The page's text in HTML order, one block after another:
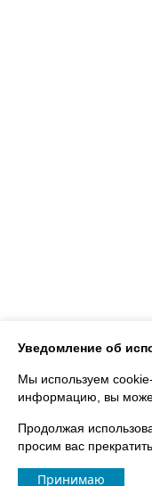
Уведомление об
Мы используем
информацию, вы
Продолжая
просим вас
Принимаю